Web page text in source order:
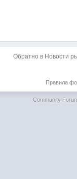
Обратно в Новости
Правила
Community